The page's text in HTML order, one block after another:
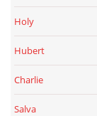
Holy
Hubert
Charlie
Salva